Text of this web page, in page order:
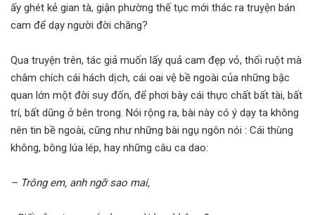
ấy ghét kẻ gian tà, giận phường thế tục mới thác ra truyện bán
cam để dạy người đời chăng?
Qua truyện trên, tác giả muốn lấy quả cam đẹp vỏ, thối ruột mà
châm chích cái hách dịch, cái oai vệ bề ngoài của những bậc
quan lớn một đời suy đốn, để phơi bày cái thực chất bất tài, bất
trí, bất dũng ở bên trong. Nói rộng ra, bài này có ý dạy ta không
nên tin bề ngoài, cũng như những bài ngụ ngôn nói : Cái thùng
không, bông lúa lép, hay những câu ca dao:
– Trông em, anh ngỡ sao mai,